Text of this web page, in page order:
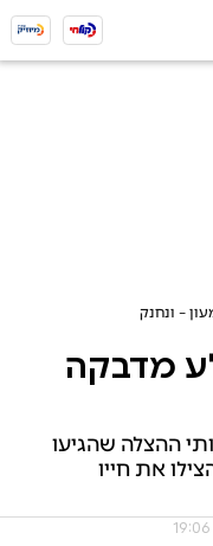
– ונחנק
מדבקה
ההצלה שהגיעו
את חייו